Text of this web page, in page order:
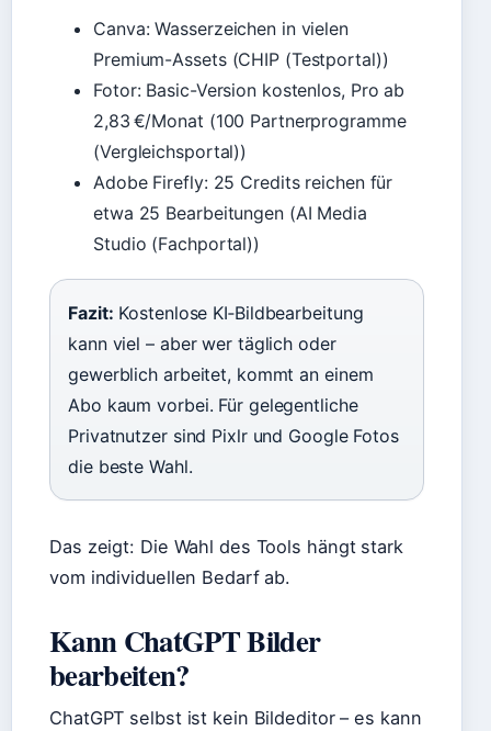
Canva: Wasserzeichen in vielen
Premium-Assets (CHIP (Testportal))
Fotor: Basic-Version kostenlos, Pro ab
2,83 €/Monat (100 Partnerprogramme
(Vergleichsportal))
Adobe Firefly: 25 Credits reichen für
etwa 25 Bearbeitungen (AI Media
Studio (Fachportal))
Fazit: Kostenlose KI‑Bildbearbeitung
kann viel – aber wer täglich oder
gewerblich arbeitet, kommt an einem
Abo kaum vorbei. Für gelegentliche
Privatnutzer sind Pixlr und Google Fotos
die beste Wahl.
Das zeigt: Die Wahl des Tools hängt stark
vom individuellen Bedarf ab.
Kann ChatGPT Bilder
bearbeiten?
ChatGPT selbst ist kein Bildeditor – es kann